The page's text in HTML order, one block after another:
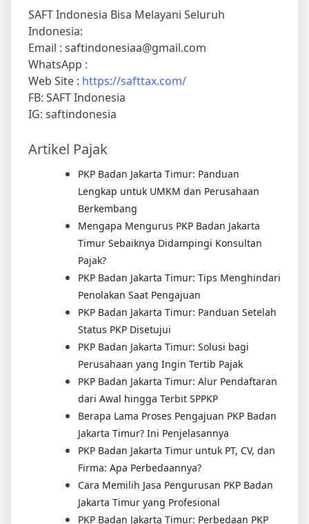
SAFT Indonesia Bisa Melayani Seluruh
Indonesia:
Email : saftindonesiaa@gmail.com
WhatsApp :
Web Site : https://safttax.com/
FB: SAFT Indonesia
IG: saftindonesia
Artikel Pajak
PKP Badan Jakarta Timur: Panduan
Lengkap untuk UMKM dan Perusahaan
Berkembang
Mengapa Mengurus PKP Badan Jakarta
Timur Sebaiknya Didampingi Konsultan
Pajak?
PKP Badan Jakarta Timur: Tips Menghindari
Penolakan Saat Pengajuan
PKP Badan Jakarta Timur: Panduan Setelah
Status PKP Disetujui
PKP Badan Jakarta Timur: Solusi bagi
Perusahaan yang Ingin Tertib Pajak
PKP Badan Jakarta Timur: Alur Pendaftaran
dari Awal hingga Terbit SPPKP
Berapa Lama Proses Pengajuan PKP Badan
Jakarta Timur? Ini Penjelasannya
PKP Badan Jakarta Timur untuk PT, CV, dan
Firma: Apa Perbedaannya?
Cara Memilih Jasa Pengurusan PKP Badan
Jakarta Timur yang Profesional
PKP Badan Jakarta Timur: Perbedaan PKP